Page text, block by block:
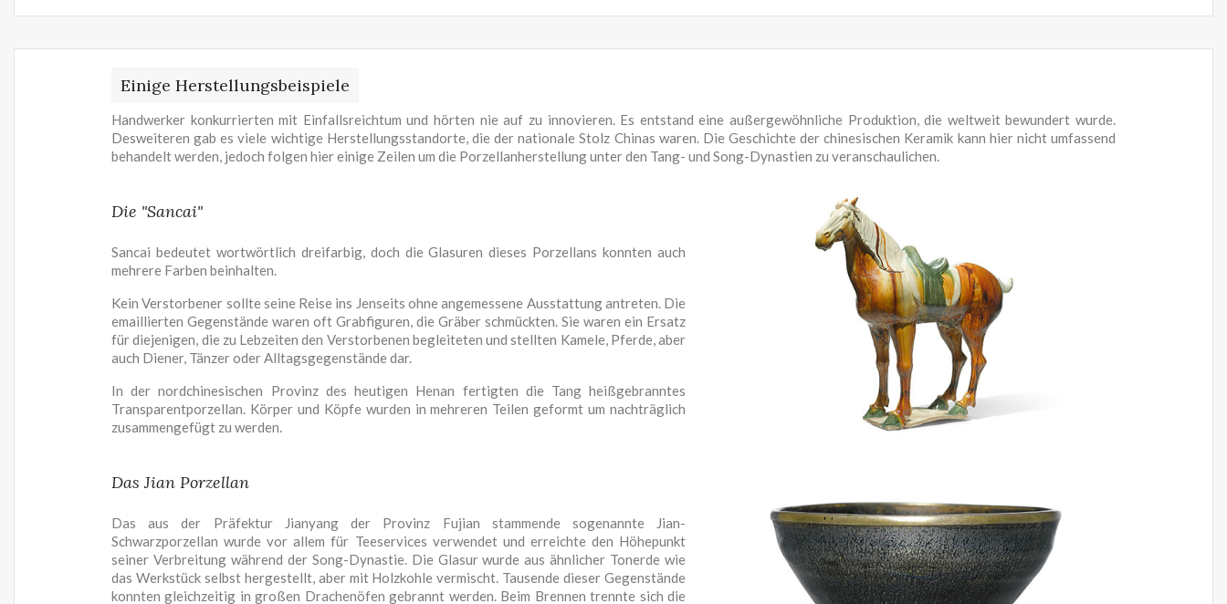
Einige Herstellungsbeispiele
Handwerker konkurrierten mit Einfallsreichtum und hörten nie auf zu innovieren. Es entstand eine außergewöhnliche Produktion, die weltweit bewundert wurde.
Desweiteren gab es viele wichtige Herstellungsstandorte, die der nationale Stolz Chinas waren. Die Geschichte der chinesischen Keramik kann hier nicht umfassend
behandelt werden, jedoch folgen hier einige Zeilen um die Porzellanherstellung unter den Tang- und Song-Dynastien zu veranschaulichen.
Die "Sancai"
Sancai bedeutet wortwörtlich dreifarbig, doch die Glasuren dieses Porzellans konnten auch
mehrere Farben beinhalten.
Kein Verstorbener sollte seine Reise ins Jenseits ohne angemessene Ausstattung antreten. Die
emaillierten Gegenstände waren oft Grabfiguren, die Gräber schmückten. Sie waren ein Ersatz
für diejenigen, die zu Lebzeiten den Verstorbenen begleiteten und stellten Kamele, Pferde, aber
auch Diener, Tänzer oder Alltagsgegenstände dar.
In der nordchinesischen Provinz des heutigen Henan fertigten die Tang heißgebranntes
Transparentporzellan. Körper und Köpfe wurden in mehreren Teilen geformt um nachträglich
zusammengefügt zu werden.
Das Jian Porzellan
Das aus der Präfektur Jianyang der Provinz Fujian stammende sogenannte Jian-
Schwarzporzellan wurde vor allem für Teeservices verwendet und erreichte den Höhepunkt
seiner Verbreitung während der Song-Dynastie. Die Glasur wurde aus ähnlicher Tonerde wie
das Werkstück selbst hergestellt, aber mit Holzkohle vermischt. Tausende dieser Gegenstände
konnten gleichzeitig in großen Drachenöfen gebrannt werden. Beim Brennen trennte sich die